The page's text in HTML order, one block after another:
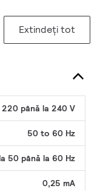
Extindeți tot
220 până la 240 V
50 to 60 Hz
50 până la 60 Hz
0,25 mA